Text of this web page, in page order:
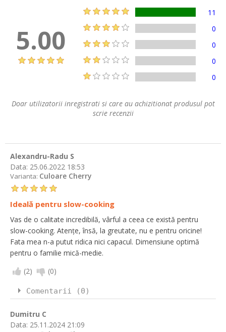
5.00
11
0
0
0
0
Doar utilizatorii inregistrati si care au achizitionat produsul pot
scrie recenzii
Alexandru-Radu S
Data: 25.06.2022 18:53
Varianta: Culoare Cherry
Ideală pentru slow-cooking
Vas de o calitate incredibilă, vârful a ceea ce există pentru
slow-cooking. Atențe, însă, la greutate, nu e pentru oricine!
Fata mea n-a putut ridica nici capacul. Dimensiune optimă
pentru o familie mică-medie.
(2) (0)
Comentarii (0)
Dumitru C
Data: 25.11.2024 21:09